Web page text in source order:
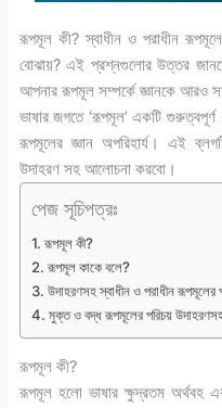
রূপমূল কী? স্বাধীন ও পরাধীন
বোঝায়? এই প্রশ্নগুলোর উত্তর
আপনার রূপমূল সম্পর্কে জ্ঞানকে আরও
ভাষার জগতে ‘রূপমূল’ একটি
রূপমূলের জ্ঞান অপরিহার্য। এই
উদাহরণ সহ আলোচনা করবো।
পেজ সূচিপত্রঃ
রূপমূল কী?
রূপমূল কাকে বলে?
উদাহরণসহ স্বাধীন ও পরাধীন রূপমূলের
মুক্ত ও বদ্ধ রূপমূলের পরিচয়
রূপমূল কী?
রূপমূল হলো ভাষার ক্ষুদ্রতম